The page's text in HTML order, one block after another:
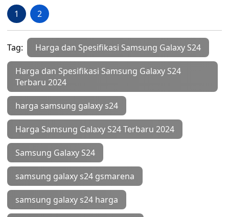
1 2
Tag: Harga dan Spesifikasi Samsung Galaxy S24
Harga dan Spesifikasi Samsung Galaxy S24
Terbaru 2024
harga samsung galaxy s24
Harga Samsung Galaxy S24 Terbaru 2024
Samsung Galaxy S24
samsung galaxy s24 gsmarena
samsung galaxy s24 harga